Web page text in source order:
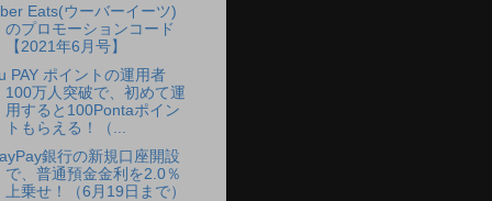
Eats(ウーバーイーツ)
のプロモーションコード
【2021年6月号】
PAY ポイントの運用者
100万人突破で、初めて運
用すると100Pontaポイン
トもらえる！（...
銀行の新規口座開設
で、普通預金金利を2.0％
上乗せ！（6月19日まで）